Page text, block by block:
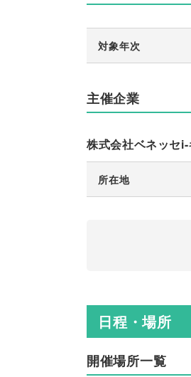
対象年次
主催企業
株式会社ベネッセ
所在地
日程・場所
開催場所一覧